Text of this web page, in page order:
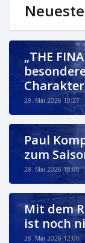
„THE
Charakter
29. Mai 2026 10:27
Paul
zum
28. Mai 2026 18:00
Mit dem
ist noch
28. Mai 2026 12:00